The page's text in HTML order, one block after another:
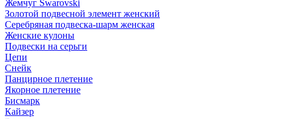
Жемчуг Swarovski
Золотой подвесной элемент женcкий
Серебряная подвеска-шарм женская
Женские кулоны
Подвески на серьги
Цепи
Снейк
Панцирное плетение
Якорное плетение
Бисмарк
Кайзер